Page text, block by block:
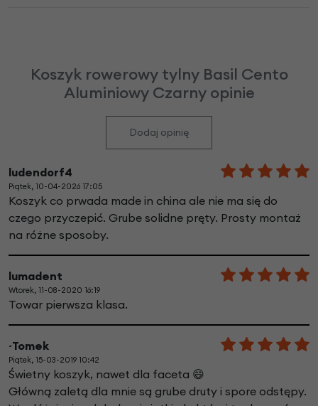
Koszyk rowerowy tylny Basil Cento
Aluminiowy Czarny opinie
Dodaj opinię
ludendorf4
Piątek, 10-04-2026 17:05
Koszyk co prwada made in china ale nie ma się do
czego przyczepić. Grube solidne pręty. Prosty montaż
na różne sposoby.
lumadent
Wtorek, 11-08-2020 16:19
Towar pierwsza klasa.
~Tomek
Piątek, 15-03-2019 10:42
Świetny koszyk, nawet dla faceta 😄
Główną zaletą dla mnie są grube druty i spore odstępy.